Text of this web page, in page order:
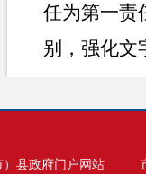
任为第一责
别，强化文
密平台公开
）县政府门户网站